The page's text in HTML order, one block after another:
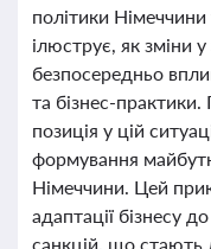
політики
ілюструє, як зміни
безпосередньо
та бізнес-практики.
позиція у цій
формування
Німеччини. Цей
адаптації бізнесу
санкцій, що стають